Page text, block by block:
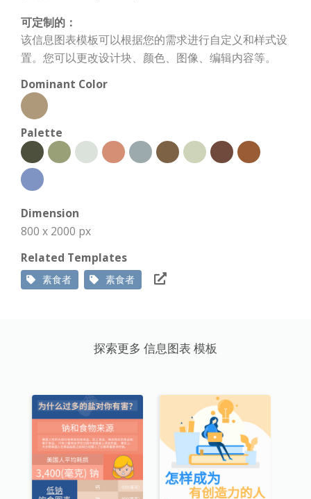
可定制的：
该信息图表模板可以根据您的需求进行自定义和样式设
置。您可以更改设计块、颜色、图像、编辑内容等。
Dominant Color
Palette
Dimension
800 x 2000 px
Related Templates
素食者 素食者
探索更多 信息图表 模板